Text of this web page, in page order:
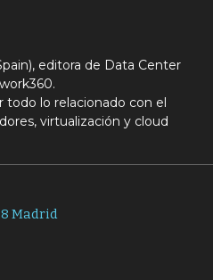
editora de Data Center
todo lo relacionado con el
virtualización y cloud
Madrid